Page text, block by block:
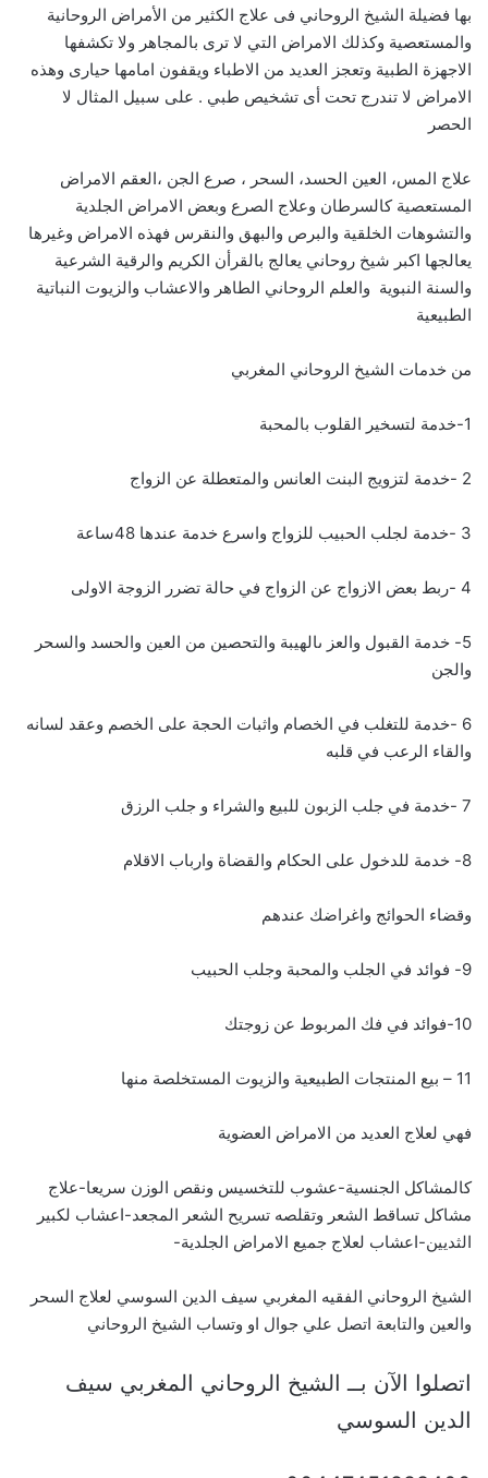
بها فضيلة الشيخ الروحاني فى علاج الكثير من الأمراض الروحانية
والمستعصية وكذلك الامراض التي لا ترى بالمجاهر ولا تكشفها
الاجهزة الطبية وتعجز العديد من الاطباء ويقفون امامها حيارى وهذه
الامراض لا تندرج تحت أى تشخيص طبي . على سبيل المثال لا
الحصر
علاج المس، العين الحسد، السحر ، صرع الجن ،العقم الامراض
المستعصية كالسرطان وعلاج الصرع وبعض الامراض الجلدية
والتشوهات الخلقية والبرص والبهق والنقرس فهذه الامراض وغيرها
يعالجها اكبر شيخ روحاني يعالج بالقرأن الكريم والرقية الشرعية
والسنة النبوية والعلم الروحاني الطاهر والاعشاب والزيوت النباتية
الطبيعية
من خدمات الشيخ الروحاني المغربي
1-خدمة لتسخير القلوب بالمحبة
2 -خدمة لتزويج البنت العانس والمتعطلة عن الزواج
3 -خدمة لجلب الحبيب للزواج واسرع خدمة عندها 48ساعة
4 -ربط بعض الازواج عن الزواج في حالة تضرر الزوجة الاولى
5- خدمة القبول والعز ىالهيبة والتحصين من العين والحسد والسحر
والجن
6 -خدمة للتغلب في الخصام واثبات الحجة على الخصم وعقد لسانه
والقاء الرعب في قلبه
7 -خدمة في جلب الزبون للبيع والشراء و جلب الرزق
8- خدمة للدخول على الحكام والقضاة وارباب الاقلام
وقضاء الحوائج واغراضك عندهم
9- فوائد في الجلب والمحبة وجلب الحبيب
10-فوائد في فك المربوط عن زوجتك
11 – بيع المنتجات الطبيعية والزيوت المستخلصة منها
فهي لعلاج العديد من الامراض العضوية
كالمشاكل الجنسية-عشوب للتخسيس ونقص الوزن سريعا-علاج
مشاكل تساقط الشعر وتقلصه تسريح الشعر المجعد-اعشاب لكبير
الثديين-اعشاب لعلاج جميع الامراض الجلدية-
الشيخ الروحاني الفقيه المغربي سيف الدين السوسي لعلاج السحر
والعين والتابعة اتصل علي جوال او وتساب الشيخ الروحاني
اتصلوا الآن بــ الشيخ الروحاني المغربي سيف
الدين السوسي